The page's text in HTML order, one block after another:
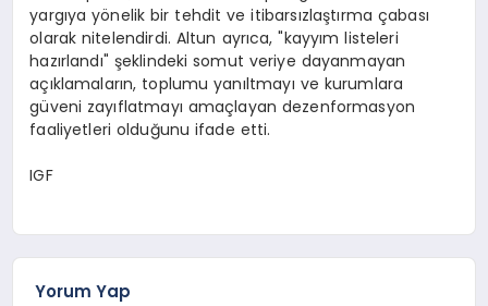
yargıya yönelik bir tehdit ve itibarsızlaştırma çabası
olarak nitelendirdi. Altun ayrıca, "kayyım listeleri
hazırlandı" şeklindeki somut veriye dayanmayan
açıklamaların, toplumu yanıltmayı ve kurumlara
güveni zayıflatmayı amaçlayan dezenformasyon
faaliyetleri olduğunu ifade etti.
IGF
Yorum Yap